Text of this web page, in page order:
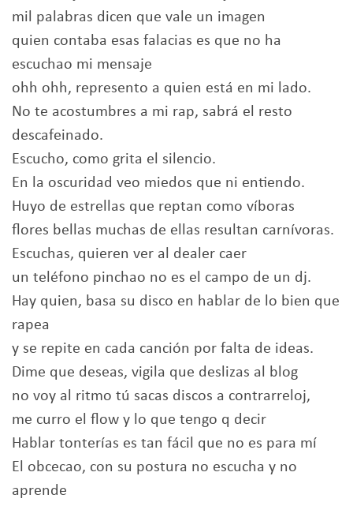
mil palabras dicen que vale un imagen
quien contaba esas falacias es que no ha
escuchao mi mensaje
ohh ohh, represento a quien está en mi lado.
No te acostumbres a mi rap, sabrá el resto
descafeinado.
Escucho, como grita el silencio.
En la oscuridad veo miedos que ni entiendo.
Huyo de estrellas que reptan como víboras
flores bellas muchas de ellas resultan carnívoras.
Escuchas, quieren ver al dealer caer
un teléfono pinchao no es el campo de un dj.
Hay quien, basa su disco en hablar de lo bien que
rapea
y se repite en cada canción por falta de ideas.
Dime que deseas, vigila que deslizas al blog
no voy al ritmo tú sacas discos a contrarreloj,
me curro el flow y lo que tengo q decir
Hablar tonterías es tan fácil que no es para mí
El obcecao, con su postura no escucha y no
aprende